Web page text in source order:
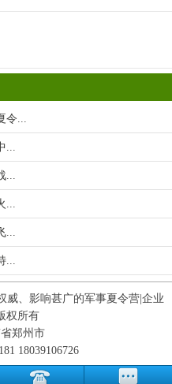
令...
...
...
...
...
...
威、影响甚广的军事夏令营|企业
权所有
郑州市
18039106726